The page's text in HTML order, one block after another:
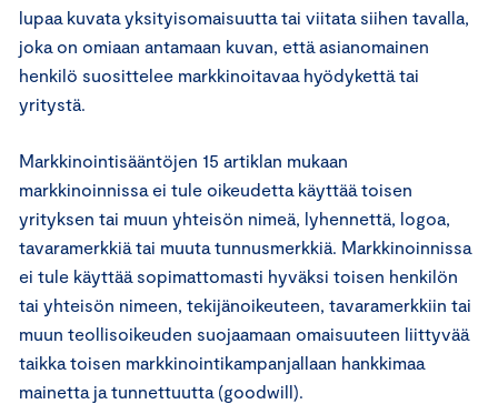
lupaa kuvata yksityisomaisuutta tai viitata siihen tavalla,
joka on omiaan antamaan kuvan, että asianomainen
henkilö suosittelee markkinoitavaa hyödykettä tai
yritystä.
Markkinointisääntöjen 15 artiklan mukaan
markkinoinnissa ei tule oikeudetta käyttää toisen
yrityksen tai muun yhteisön nimeä, lyhennettä, logoa,
tavaramerkkiä tai muuta tunnusmerkkiä. Markkinoinnissa
ei tule käyttää sopimattomasti hyväksi toisen henkilön
tai yhteisön nimeen, tekijänoikeuteen, tavaramerkkiin tai
muun teollisoikeuden suojaamaan omaisuuteen liittyvää
taikka toisen markkinointikampanjallaan hankkimaa
mainetta ja tunnettuutta (goodwill).